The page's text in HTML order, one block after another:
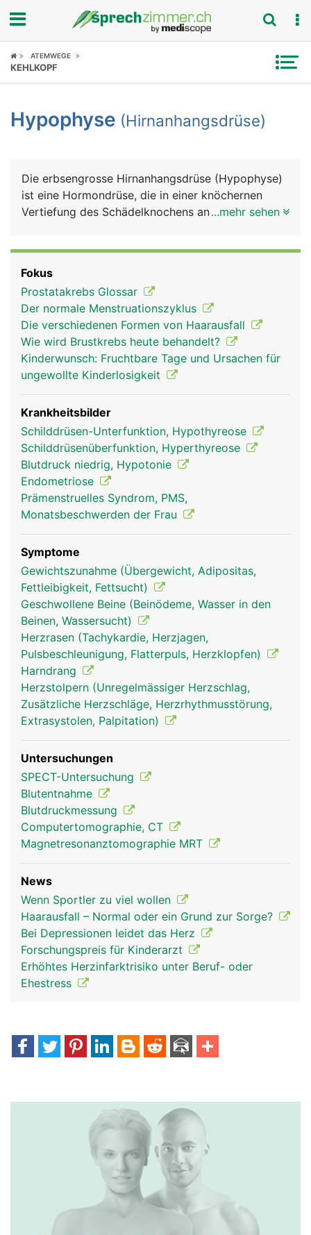
Fokus
Symptome
News
Rubriken
ATEMWEGE
KEHLKOPF
Hypophyse (Hirnanhangsdrüse)
Die erbsengrosse Hirnanhangsdrüse (Hypophyse)
ist eine Hormondrüse, die in einer knöchernen
Vertiefung des Schädelknochens an der Hirnbasis
einen Hinterlappen, die unabhängig voneinander
arbeiten. In ihrer Funktion kontrolliert die
Hypophyse als Hormonsteuerzentrale nahezu das
gesamte endokrine Hormonsystem. Neben der
Produktion eigener Hormone steuert sie die
Hormonproduktion der anderen endokrinen
Hormondrüsen im Körper. Insgesamt produziert sie
dazu sechs verschiedene Hormone. Die
Hypophyse selbst wird von einem übergeordneten
Areal im Gehirn - dem Hypothalamus im
Zwischenhirn - reguliert. Ausserdem reagiert sie
direkt auf die entsprechenden Hormonspiegel im
Blut. Sind beispielsweise genügend
Schilddrüsenhormone im Blut vorhanden, wird die
Ausschüttung des Steuerhormons für die
Hypophyse-
Hirnanhangdrüse
Frau
Hypophyse-
Hirnanhangdrüse
Mann
...mehr sehen
Fokus
Prostatakrebs Glossar
Der normale Menstruationszyklus
Die verschiedenen Formen von Haarausfall
Wie wird Brustkrebs heute behandelt?
Kinderwunsch: Fruchtbare Tage und Ursachen für
ungewollte Kinderlosigkeit
Krankheitsbilder
Schilddrüsen-Unterfunktion, Hypothyreose
Schilddrüsenüberfunktion, Hyperthyreose
Blutdruck niedrig, Hypotonie
Endometriose
Prämenstruelles Syndrom, PMS,
Monatsbeschwerden der Frau
Symptome
Gewichtszunahme (Übergewicht, Adipositas,
Fettleibigkeit, Fettsucht)
Geschwollene Beine (Beinödeme, Wasser in den
Beinen, Wassersucht)
Herzrasen (Tachykardie, Herzjagen,
Pulsbeschleunigung, Flatterpuls, Herzklopfen)
Harndrang
Herzstolpern (Unregelmässiger Herzschlag,
Zusätzliche Herzschläge, Herzrhythmusstörung,
Extrasystolen, Palpitation)
Untersuchungen
SPECT-Untersuchung
Blutentnahme
Blutdruckmessung
Computertomographie, CT
Magnetresonanztomographie MRT
News
Wenn Sportler zu viel wollen
Haarausfall – Normal oder ein Grund zur Sorge?
Bei Depressionen leidet das Herz
Forschungspreis für Kinderarzt
Erhöhtes Herzinfarktrisiko unter Beruf- oder
Ehestress